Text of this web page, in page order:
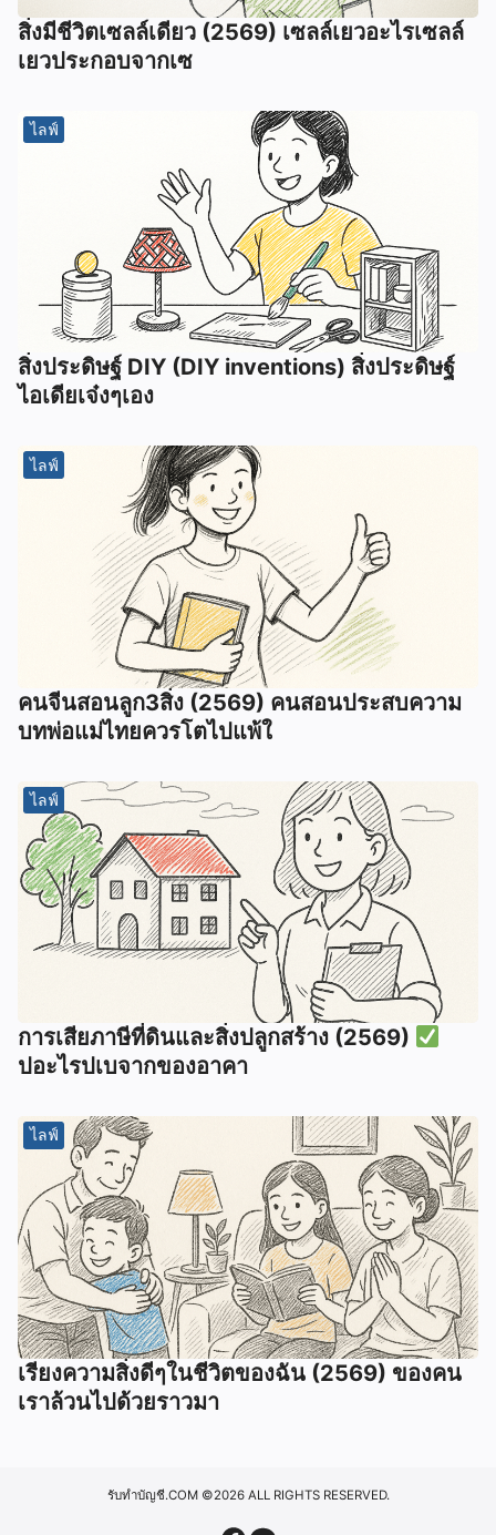
สิ่งมีชีวิตเซลล์เดียว (2569) เซลล์เยวอะไรเซลล์
เยวประกอบจากเซ
ไลฟ์
สิ่งประดิษฐ์ DIY (DIY inventions) สิ่งประดิษฐ์
ไอเดียเจ๋งๆเอง
ไลฟ์
คนจีนสอนลูก3สิ่ง (2569) คนสอนประสบความ
บทพ่อแม่ไทยควรโตไปแพ้ใ
ไลฟ์
การเสียภาษีที่ดินและสิ่งปลูกสร้าง (2569)
ปอะไรปเบจากของอาคา
ไลฟ์
เรียงความสิ่งดีๆในชีวิตของฉัน (2569) ของคน
เราล้วนไปด้วยราวมา
รับทำบัญชี.COM©2026 ALL RIGHTS RESERVED.